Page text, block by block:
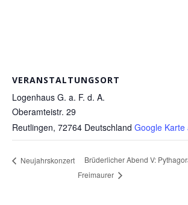
VERANSTALTUNGSORT
Logenhaus G. a. F. d. A.
Oberamteistr. 29
Reutlingen, 72764 Deutschland Google Karte
Neujahrskonzert
Brüderlicher Abend V:
Freimaurer